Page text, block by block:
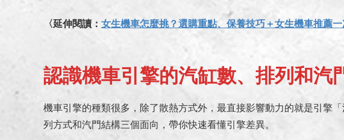
〈延伸閱讀： 女生機車怎麼挑？選購重點、保養技巧＋女生機車推薦
認識機車引擎的汽缸數、排列和汽
機車引擎的種類很多，除了散熱方式外，最直接影響動力的就是引擎
列方式和汽門結構三個面向，帶你快速看懂引擎差異。